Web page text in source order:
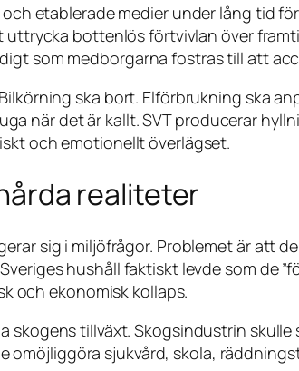
etablerade medier under lång tid
bottenlös förtvivlan över
som medborgarna fostras till att
ska bort. Elförbrukning ska
när det är kallt. SVT producerar
och emotionellt överlägset.
realiteter
sig i miljöfrågor. Problemet är att
hushåll faktiskt levde som de
och ekonomisk kollaps.
skogens tillväxt. Skogsindustrin
omöjliggöra sjukvård, skola,